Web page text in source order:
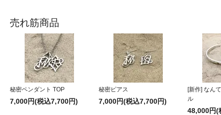
売れ筋商品
秘密ペンダント TOP
7,000円(税込7,700円)
秘密ピアス
7,000円(税込7,700円)
[新作] なん
ル
48,000円(